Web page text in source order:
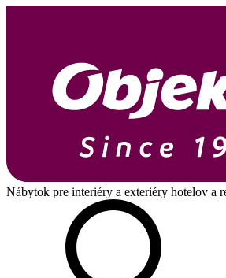
Nábytok pre interiéry a exteriéry hotelov a